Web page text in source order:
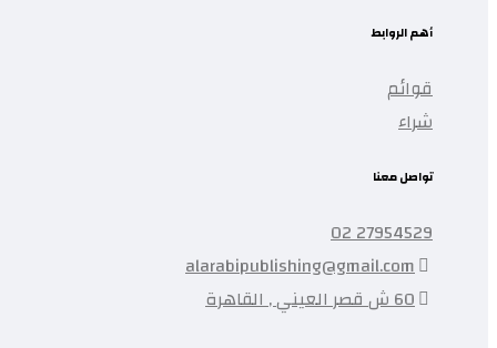
أهم الروابط
قوائم
شراء
تواصل معنا
27954529 02
alarabipublishing@gmail.com
60 ش قصر العيني , القاهرة